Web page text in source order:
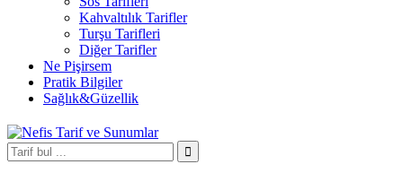
Kahvaltılık Tarifler
Turşu Tarifleri
Diğer Tarifler
Ne Pişirsem
Pratik Bilgiler
Sağlık&Güzellik